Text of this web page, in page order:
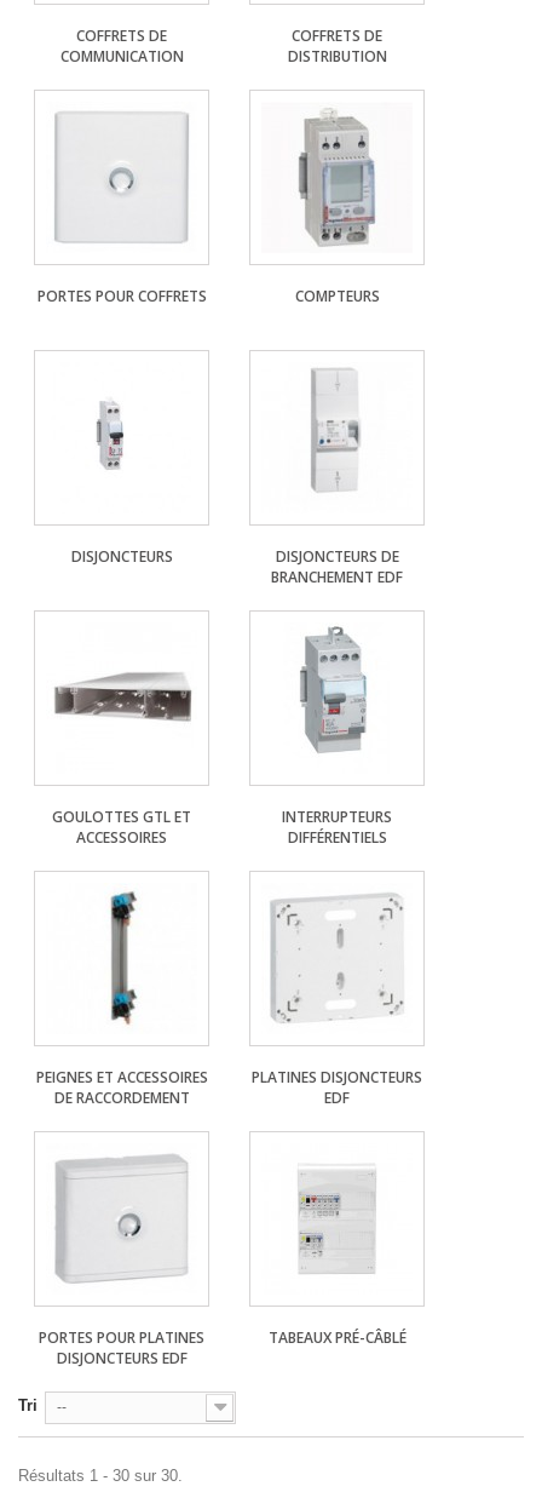
COFFRETS DE
COMMUNICATION
COFFRETS DE
DISTRIBUTION
PORTES POUR COFFRETS COMPTEURS
DISJONCTEURS
DISJONCTEURS DE
BRANCHEMENT EDF
GOULOTTES GTL ET
ACCESSOIRES
INTERRUPTEURS
DIFFÉRENTIELS
PEIGNES ET ACCESSOIRES
DE RACCORDEMENT
PLATINES DISJONCTEURS
EDF
PORTES POUR PLATINES
DISJONCTEURS EDF
TABEAUX PRÉ-CÂBLÉ
Tri --
Résultats 1 - 30 sur 30.